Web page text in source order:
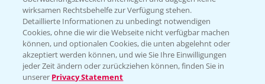
Folgen Sie uns
wirksamen Rechtsbehelfe zur Verfügung stehen.
Detaillierte Informationen zu unbedingt notwendigen
Cookies, ohne die wir die Webseite nicht verfügbar machen
können, und optionalen Cookies, die unten abgelehnt oder
akzeptiert werden können, und wie Sie Ihre Einwilligungen
jeder Zeit ändern oder zurückziehen können, finden Sie in
unserer Privacy Statement